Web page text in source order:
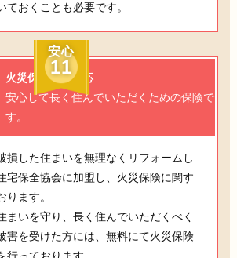
ておくことも必要です。
安心
11
火災保険にも対応
安心して長く住んでいただくための保険で
す。
損した住まいを無理なくリフォームし
宅保全協会に加盟し、火災保険に関す
ります。
まいを守り、長く住んでいただくべく
害を受けた方には、無料にて火災保険